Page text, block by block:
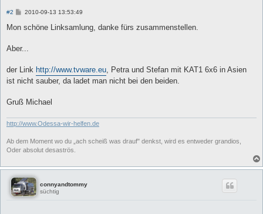
#2
B
a
2010-09-13 13:53:49
Mon schöne Linksamlung, danke fürs zusammenstellen.
Aber...
der Link http://www.tvware.eu , Petra und Stefan mit KAT1 6x6 in Asien
ist nicht sauber, da ladet man nicht bei den beiden.
Gruß Michael
http://www.Odessa-wir-helfen.de
Ab dem Moment wo du „ach scheiß was drauf" denkst, wird es entweder grandios,
Oder absolut desaströs.
connyandtommy
süchtig